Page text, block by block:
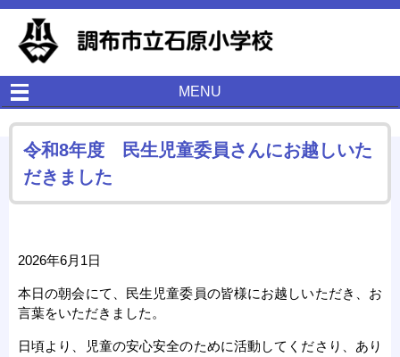
MENU
令和8年度 民生児童委員さんにお越しいた
だきました
2026年6月1日
本日の朝会にて、民生児童委員の皆様にお越しいただき、お
言葉をいただきました。
日頃より、児童の安心安全のために活動してくださり、あり